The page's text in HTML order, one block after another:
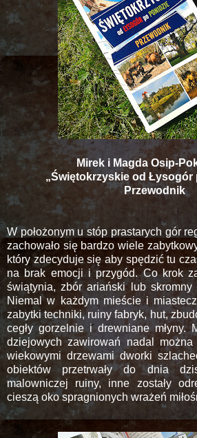
Mirek i Magda Osip-
„Świętokrzyskie od Łysogór
Przewodnik
W położonym u stóp prastarych gór
zachowało się bardzo wiele
który zdecyduje się aby spędzić tu
na brak emocji i przygód. Co krok
świątynia, zbór ariański lub skromny
Niemal w każdym mieście i
zabytki techniki, ruiny fabryk, hut,
cegły gorzelnie i drewniane młyny.
dziejowych zawirowań nadal
wiekowymi drzewami dworki
obiektów przetrwały do dnia
malowniczej ruiny, inne zostały
cieszą oko spragnionych wrażeń